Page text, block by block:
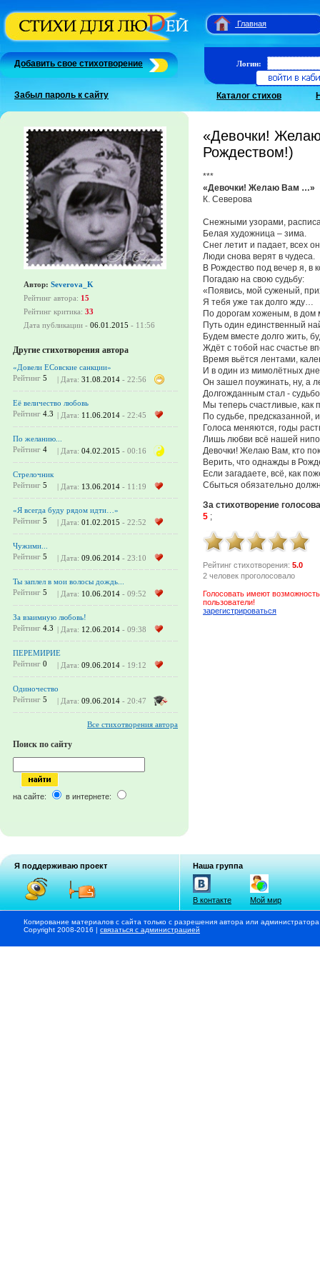
Главная
Добавить свое стихотворение
Забыл пароль к сайту
Логин:
Каталог стихов
Автор: Severova_K
Рейтинг автора: 15
Рейтинг критика: 33
Дата публикации - 06.01.2015 - 11:56
Другие стихотворения автора
«Довели ЕСовские санкции»
Рейтинг 5 | Дата: 31.08.2014 - 22:56
Её величество любовь
Рейтинг 4.3 | Дата: 11.06.2014 - 22:45
По желанию...
Рейтинг 4 | Дата: 04.02.2015 - 00:16
Стрелочник
Рейтинг 5 | Дата: 13.06.2014 - 11:19
«Я всегда буду рядом идти…»
Рейтинг 5 | Дата: 01.02.2015 - 22:52
Чужими...
Рейтинг 5 | Дата: 09.06.2014 - 23:10
Ты заплел в мои волосы дождь...
Рейтинг 5 | Дата: 10.06.2014 - 09:52
За взаимную любовь!
Рейтинг 4.3 | Дата: 12.06.2014 - 09:38
ПЕРЕМИРИЕ
Рейтинг 0 | Дата: 09.06.2014 - 19:12
Одиночество
Рейтинг 5 | Дата: 09.06.2014 - 20:47
Все стихотворения автора
Поиск по сайту
на сайте: в интернете:
«Девочки!
Рождеством!)
***
«Девочки! Желаю Вам …»
К. Северова
Снежными узорами,
Белая художница – зима.
Снег летит и падает, всех
Люди снова верят в чудеса.
В Рождество под вечер я, в
Погадаю на свою судьбу:
«Появись, мой суженый,
Я тебя уже так долго жду…
По дорогам хоженым, в
Путь один единственный
Будем вместе долго жить,
Ждёт с тобой нас счастье
Время вьётся лентами,
И в один из мимолётных
Он зашел поужинать, ну, а
Долгожданным стал -
Мы теперь счастливые, как
По судьбе, предсказанной,
Голоса меняются, годы
Лишь любви всё нашей
Девочки! Желаю Вам, кто
Верить, что однажды в
Если загадаете, всё, как
Сбыться обязательно
За стихотворение
5 ;
Рейтинг стихотворения: 5.0
2 человек проголосовало
Голосовать имеют
пользователи!
зарегистрироваться
Я поддерживаю проект Наша группа
В контакте Мой мир
Копирование материалов с сайта только с разрешения автора или
Copyright 2008-2016 | связаться с администрацией